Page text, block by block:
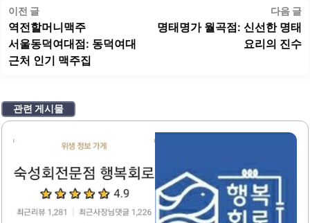
글
탐
색
이전 글이
전
글:
역전할머니맥주
서울동덕여대점: 동덕여대
근처 인기 맥주집
다음 글
명태명가 월곡점: 신선한 명태
요리의 진수
관련 게시물